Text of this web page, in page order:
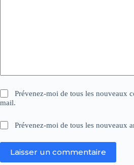
Prévenez-moi de tous les nouveaux
mail.
Prévenez-moi de tous les nouveaux
Laisser un commentaire